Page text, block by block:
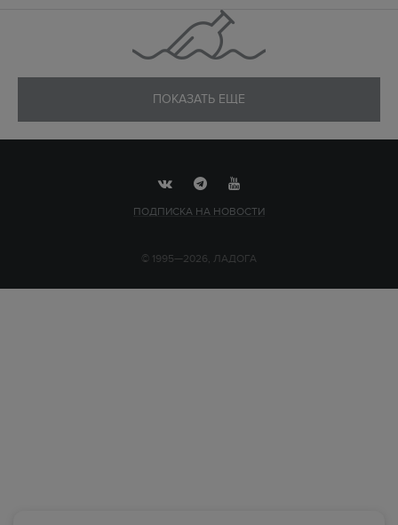
ПОКАЗАТЬ ЕЩЕ
ПОДПИСКА НА НОВОСТИ
© 1995—2026, ЛАДОГА